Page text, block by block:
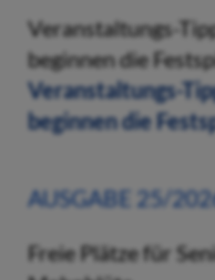
Veranstaltungs-
beginnen die
Veranstaltungs-
beginnen die
AUSGABE 25/
Freie Plätze für